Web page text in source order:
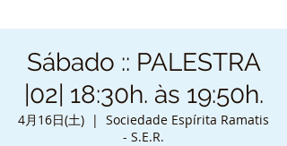
Sábado :: PALESTRA
|02| 18:30h. às 19:50h.
4月16日(土)
  |
Sociedade Espírita Ramatis
- S.E.R.